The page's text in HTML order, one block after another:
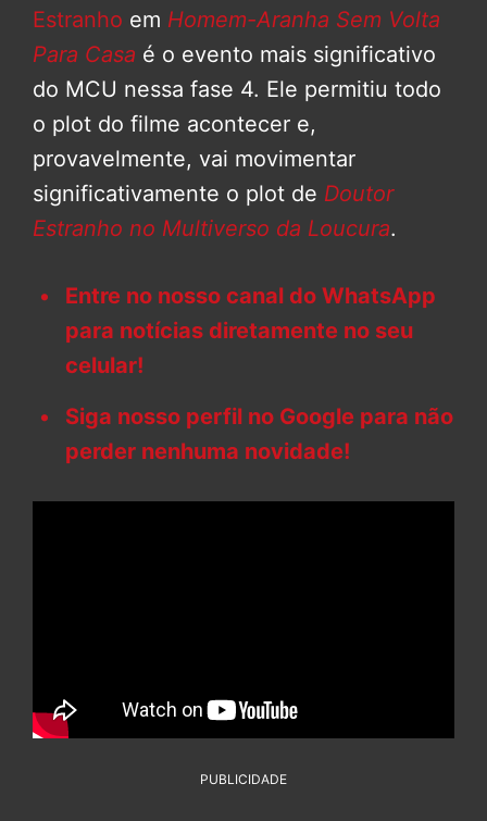
Estranho em Homem-Aranha Sem Volta
Para Casa é o evento mais significativo
do MCU nessa fase 4. Ele permitiu todo
o plot do filme acontecer e,
provavelmente, vai movimentar
significativamente o plot de Doutor
Estranho no Multiverso da Loucura.
Entre no nosso canal do WhatsApp
para notícias diretamente no seu
celular!
Siga nosso perfil no Google para não
perder nenhuma novidade!
PUBLICIDADE